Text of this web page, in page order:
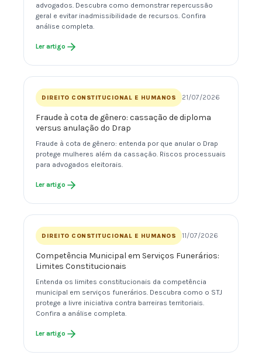
advogados. Descubra como demonstrar repercussão
geral e evitar inadmissibilidade de recursos. Confira
análise completa.
Ler artigo
DIREITO CONSTITUCIONAL E HUMANOS 21/07/2026
Fraude à cota de gênero: cassação de diploma
versus anulação do Drap
Fraude à cota de gênero: entenda por que anular o Drap
protege mulheres além da cassação. Riscos processuais
para advogados eleitorais.
Ler artigo
DIREITO CONSTITUCIONAL E HUMANOS 11/07/2026
Competência Municipal em Serviços Funerários:
Limites Constitucionais
Entenda os limites constitucionais da competência
municipal em serviços funerários. Descubra como o STJ
protege a livre iniciativa contra barreiras territoriais.
Confira a análise completa.
Ler artigo